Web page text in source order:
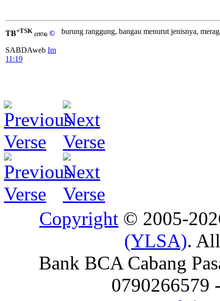
TB+TSK (1974) ©
SABDAweb Im
11:19
burung ranggung, bangau menurut jenisnya,
Copyright © 2005-
(YLSA).
Bank BCA Cabang
0790266579